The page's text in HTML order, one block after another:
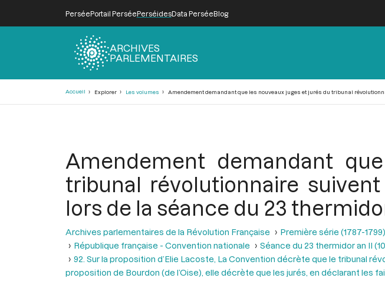
PerséePortail PerséePerséidesData PerséeBlog
ARCHIVES
PARLEMENTAIRES
Accueil Explorer Les volumes Amendement demandant que les nouveaux juges et jurés du tribunal
Amendement demandant
tribunal révolutionnaire
lors de la séance du 23
Archives parlementaires de la Révolution Française Première série (1787-1799)
République française - Convention nationale
Séance du 23 thermidor an II
92. Sur la proposition d’Elie Lacoste, La Convention décrète que le tribunal
proposition de Bourdon (de l’Oise), elle décrète que les jurés, en déclarant les